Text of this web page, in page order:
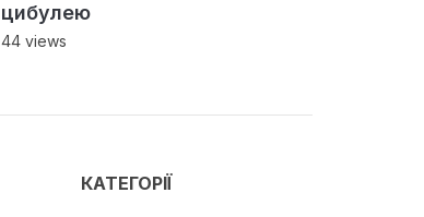
цибулею
44 views
КАТЕГОРІЇ